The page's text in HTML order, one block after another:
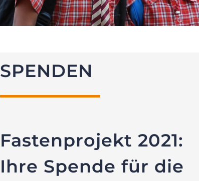
SPENDEN
Fastenprojekt 2021:
Ihre Spende für die